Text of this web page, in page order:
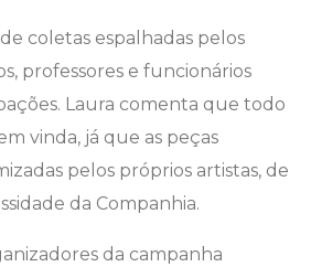
coletas espalhadas pelos
professores e funcionários
Laura comenta que todo
vinda, já que as peças
pelos próprios artistas, de
da Companhia.
da campanha